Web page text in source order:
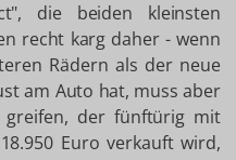
die beiden kleinsten
recht karg daher - wenn
Rädern als der neue
am Auto hat, muss aber
greifen, der fünftürig mit
Euro verkauft wird,